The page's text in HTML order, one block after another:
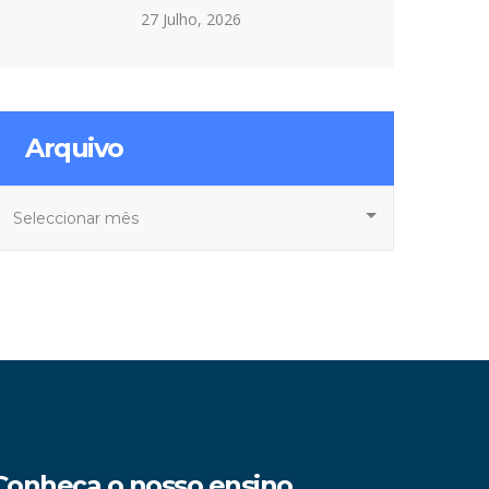
27 Julho, 2026
Arquivo